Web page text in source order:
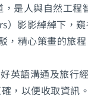
是人與自然工程
影影綽綽下，
精心策畫的旅
英語溝通及旅行
，以便收取資訊。